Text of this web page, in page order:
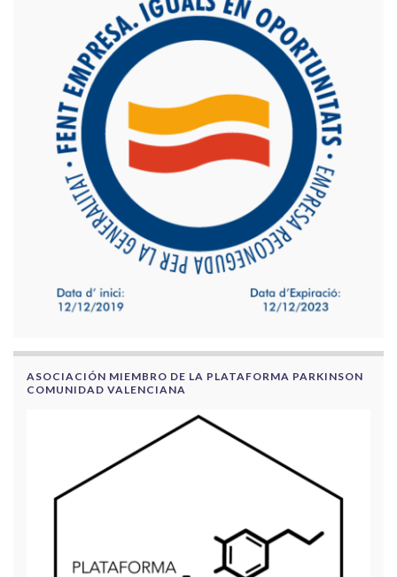
ASOCIACIÓN MIEMBRO DE LA PLATAFORMA PARKINSON
COMUNIDAD VALENCIANA